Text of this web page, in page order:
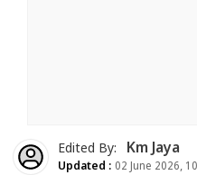
Edited By: Km Jaya
Updated : 02 June 2026,